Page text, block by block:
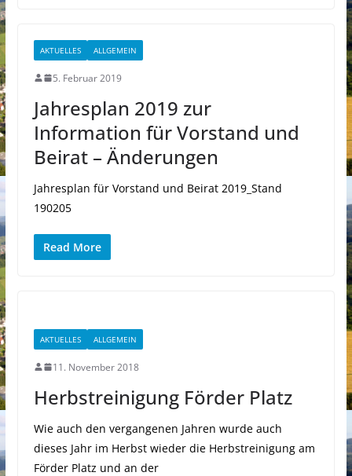
AKTUELLES ALLGEMEIN
5. Februar 2019
Jahresplan 2019 zur
Information für Vorstand und
Beirat – Änderungen
Jahresplan für Vorstand und Beirat 2019_Stand
190205
Read More
AKTUELLES ALLGEMEIN
11. November 2018
Herbstreinigung Förder Platz
Wie auch den vergangenen Jahren wurde auch
dieses Jahr im Herbst wieder die Herbstreinigung am
Förder Platz und an der